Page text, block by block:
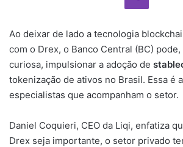
Ao deixar de lado a tecnologia
com o Drex, o Banco Central (BC)
curiosa, impulsionar a adoção de
tokenização de ativos no Brasil. Essa é
especialistas que acompanham o setor.
Daniel Coquieri, CEO da Liqi, enfatiza
Drex seja importante, o setor privado